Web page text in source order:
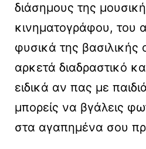
διάσημους της
κινηματογράφου, του
φυσικά της βασιλικής
αρκετά διαδραστικό
ειδικά αν πας με
μπορείς να βγάλεις
στα αγαπημένα σου